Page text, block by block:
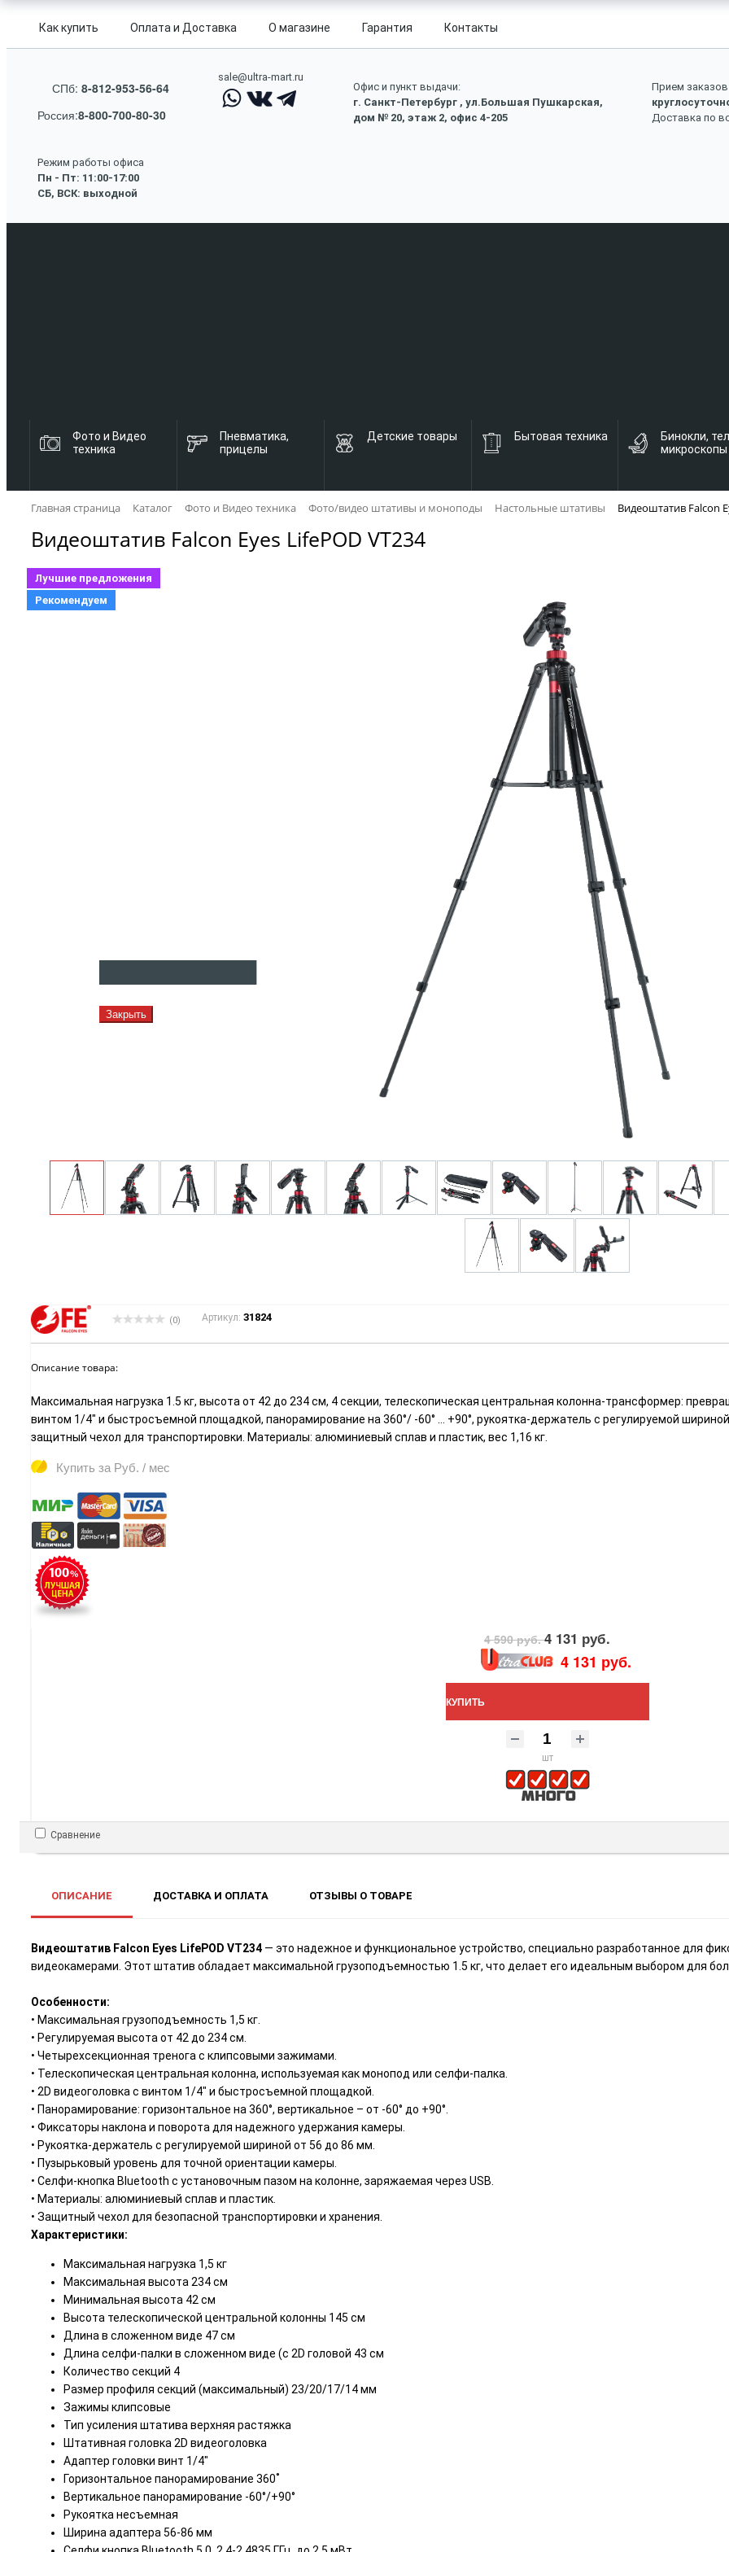
Как купить Оплата и Доставка О магазине Гарантия Контакты
СПб: 8-812-953-56-64
Россия:8-800-700-80-30
sale@ultra-mart.ru
Офис и пункт выдачи:
г. Санкт-Петербург , ул.Большая Пушкарская,
дом № 20, этаж 2, офис 4-205
Прием заказов
Доставка по
Режим работы офиса
Пн - Пт: 11:00-17:00
СБ, ВСК: выходной
Фото и Видео
техника
Пневматика,
прицелы
Детские товары Бытовая техника
Бинокли,
микроскопы
Главная страница Каталог Фото и Видео техника Фото/видео штативы и моноподы Настольные штативы Видеоштатив Falcon
Видеоштатив Falcon Eyes LifePOD VT234
Лучшие предложения
Рекомендуем
(0) Артикул: 31824
Описание товара:
Максимальная нагрузка 1.5 кг, высота от 42 до 234 см, 4 секции, телескопическая центральная колонна-трансформер:
винтом 1/4" и быстросъемной площадкой, панорамирование на 360°/ -60° ... +90°, рукоятка-держатель с регулируемой
защитный чехол для транспортировки. Материалы: алюминиевый сплав и пластик, вес 1,16 кг.
Купить за Руб. / мес
4 590 руб.4 131 руб.
4 131 руб.
КУПИТЬ
шт
Сравнение
ОПИСАНИЕ ДОСТАВКА И ОПЛАТА ОТЗЫВЫ О ТОВАРЕ
Видеоштатив Falcon Eyes LifePOD VT234 — это надежное и функциональное устройство, специально разработанное для
видеокамерами. Этот штатив обладает максимальной грузоподъемностью 1.5 кг, что делает его идеальным выбором для
Особенности:
• Максимальная грузоподъемность 1,5 кг.
• Регулируемая высота от 42 до 234 см.
• Четырехсекционная тренога с клипсовыми зажимами.
• Телескопическая центральная колонна, используемая как монопод или селфи-палка.
• 2D видеоголовка с винтом 1/4" и быстросъемной площадкой.
• Панорамирование: горизонтальное на 360°, вертикальное – от -60° до +90°.
• Фиксаторы наклона и поворота для надежного удержания камеры.
• Рукоятка-держатель с регулируемой шириной от 56 до 86 мм.
• Пузырьковый уровень для точной ориентации камеры.
• Селфи-кнопка Bluetooth с установочным пазом на колонне, заряжаемая через USB.
• Материалы: алюминиевый сплав и пластик.
• Защитный чехол для безопасной транспортировки и хранения.
Характеристики:
Максимальная нагрузка 1,5 кг
Максимальная высота 234 см
Минимальная высота 42 см
Высота телескопической центральной колонны 145 см
Длина в сложенном виде 47 см
Длина селфи-палки в сложенном виде (с 2D головой 43 см
Количество секций 4
Размер профиля секций (максимальный) 23/20/17/14 мм
Зажимы клипсовые
Тип усиления штатива верхняя растяжка
Штативная головка 2D видеоголовка
Адаптер головки винт 1/4"
Горизонтальное панорамирование 360˚
Вертикальное панорамирование -60°/+90°
Рукоятка несъемная
Ширина адаптера 56-86 мм
Быстрый просмотр
Закрыть